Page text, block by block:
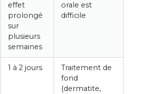
effet
prolongé
sur
plusieurs
semaines
orale est
difficile
1 à 2 jours
Traitement de
fond
(dermatite,